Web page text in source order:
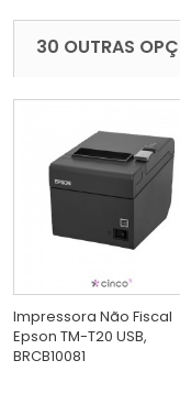
30 OUTRAS
Impressora Não Fiscal
Epson TM-T20 USB,
BRCB10081